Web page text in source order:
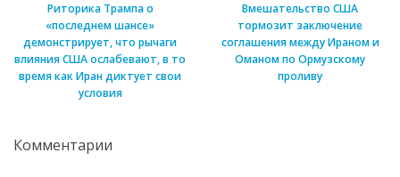
Риторика Трампа о
«последнем шансе»
демонстрирует, что рычаги
влияния США ослабевают, в то
время как Иран диктует свои
условия
Вмешательство США
тормозит заключение
соглашения между Ираном и
Оманом по Ормузскому
проливу
Комментарии